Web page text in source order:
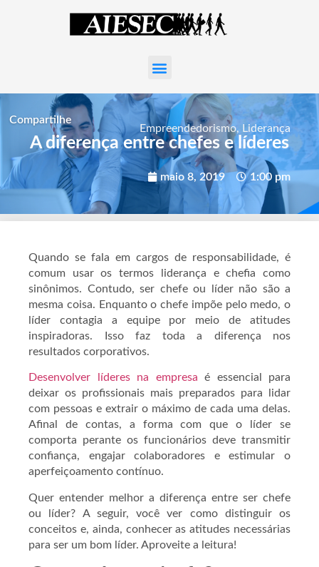
Empreendedorismo, Liderança
A diferença entre chefes e líderes
maio 8, 2019 1:00 pm
Quando se fala em cargos de responsabilidade, é
comum usar os termos liderança e chefia como
sinônimos. Contudo, ser chefe ou líder não são a
mesma coisa. Enquanto o chefe impõe pelo medo, o
líder contagia a equipe por meio de atitudes
inspiradoras. Isso faz toda a diferença nos
resultados corporativos.
Desenvolver líderes na empresa é essencial para
deixar os profissionais mais preparados para lidar
com pessoas e extrair o máximo de cada uma delas.
Afinal de contas, a forma com que o líder se
comporta perante os funcionários deve transmitir
confiança, engajar colaboradores e estimular o
aperfeiçoamento contínuo.
Quer entender melhor a diferença entre ser chefe
ou líder? A seguir, você ver como distinguir os
conceitos e, ainda, conhecer as atitudes necessárias
para ser um bom líder. Aproveite a leitura!
Compartilhe